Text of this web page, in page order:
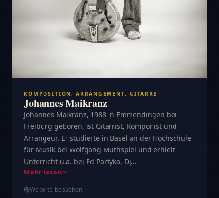
KOMPOSITION, ARRANGEMENT, GITARRE
Johannes Maikranz
Johannes Maikranz, 1988 in Emmendingen bei
Freiburg geboren, ist Gitarrist, Komponist und
Arrangeur. Er studierte in Basel an der Hochschule
für Musik bei Wolfgang Muthspiel und erhielt
Unterricht u.a. bei Ed Partyka, Dj…
Mehr lesen
Website besuchen